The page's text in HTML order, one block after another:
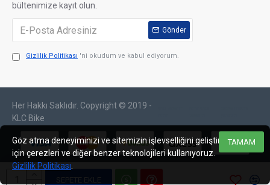
SEPETE EKLE
bültenimize kayıt olun.
Gönder
Gizlilik Politikası 'ni okudum ve kabul ediyorum.
Her Hakkı Saklıdır. Copyright © 2019 -
KLC Bike
TAMAM
Göz atma deneyiminizi ve sitemizin işlevselliğini geliştirmek
için çerezleri ve diğer benzer teknolojileri kullanıyoruz.
Gizlilik Politikası